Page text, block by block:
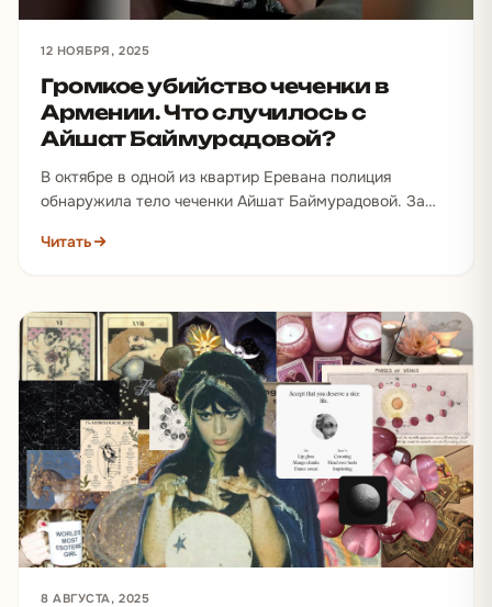
12 НОЯБРЯ, 2025
Громкое убийство чеченки в
Армении. Что случилось с
Айшат Баймурадовой?
В октябре в одной из квартир Еревана полиция
обнаружила тело чеченки Айшат Баймурадовой. За
Читать
8 АВГУСТА, 2025